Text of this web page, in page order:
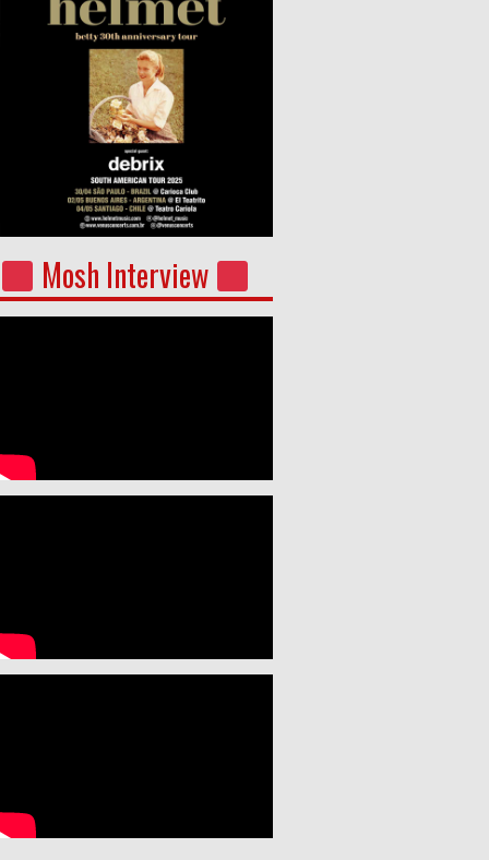
Mosh Interview